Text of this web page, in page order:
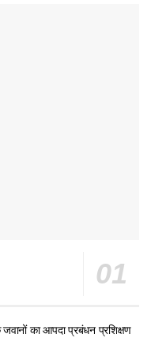
का आपदा प्रबंधन प्रशिक्षण